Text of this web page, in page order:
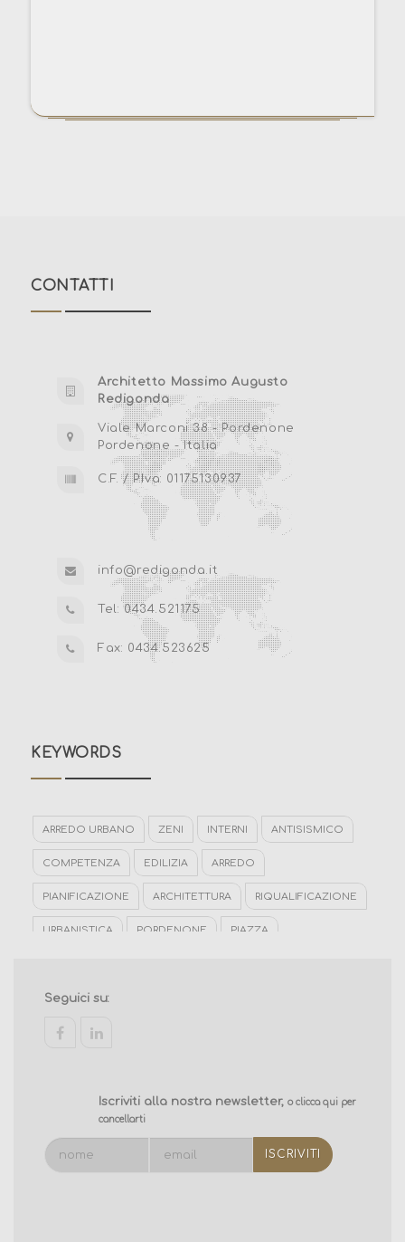
CONTATTI
Architetto Massimo Augusto
Redigonda
Viale Marconi 38 - Pordenone
Pordenone - Italia
C.F. / P.Iva: 01175130937
info@redigonda.it
Tel: 0434.521175
Fax: 0434.523625
KEYWORDS
ARREDO URBANO ZENI INTERNI ANTISISMICO
COMPETENZA EDILIZIA ARREDO
PIANIFICAZIONE ARCHITETTURA RIQUALIFICAZIONE
URBANISTICA PORDENONE PIAZZA
ENERGETICA
SPAZI PUBBLICI
Seguici su:
Iscriviti alla nostra newsletter, o clicca qui per
cancellarti